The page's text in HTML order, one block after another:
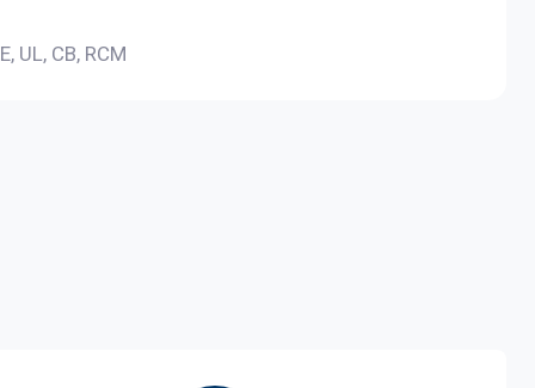
UL, CB, RCM